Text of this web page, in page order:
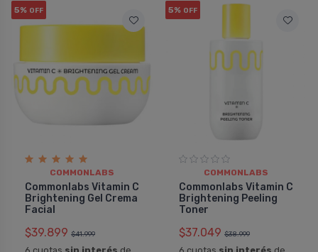
5% OFF
COMMONLABS
Commonlabs Vitamin C
Brightening Gel Crema
Facial
$39.899 $41.999
5% OFF
COMMONLABS
Commonlabs Vitamin C
Brightening Peeling
Toner
$37.049 $38.999